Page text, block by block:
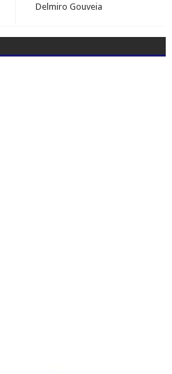
Delmiro Gouveia